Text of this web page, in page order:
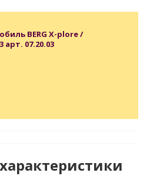
BERG X-plore /
арт. 07.20.03